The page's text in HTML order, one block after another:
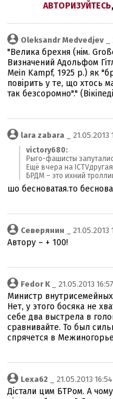
АВТОРИЗУЙТЕСЬ
Oleksandr Medvedjev
"Велика брехня (нім.
Визначений Адольфом
Mein Kampf, 1925 р.) як
повірить у те, що хтось
так безсоромно"."
lara zabara _ 21.05.2013
victory680:
Рыго-фашисты
Ещё вчера на
БРДМ – это ихний
шо бесноватая.то
Северянин _ 21.05.2013
Автору – + 100!
Fedor K_ 21.05.2013 16:57
Министр внутрисемейных
Нет, у этого босяка не
себе два выстрела в
сравнивайте. То был
спрячется в
Lexa62 _ 21.05.2013 16:54
Дістали цим БТРом. А